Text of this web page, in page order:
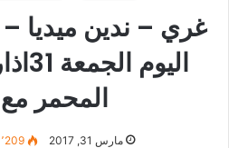
غري – ندين ميديا
المحمر مع
مارس 31, 2017